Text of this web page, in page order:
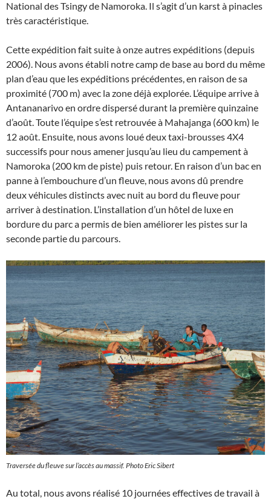
National des Tsingy de Namoroka. Il s’agit d’un karst à pinacles
très caractéristique.
Cette expédition fait suite à onze autres expéditions (depuis
2006). Nous avons établi notre camp de base au bord du même
plan d’eau que les expéditions précédentes, en raison de sa
proximité (700 m) avec la zone déjà explorée. L’équipe arrive à
Antananarivo en ordre dispersé durant la première quinzaine
d’août. Toute l’équipe s’est retrouvée à Mahajanga (600 km) le
12 août. Ensuite, nous avons loué deux taxi-brousses 4X4
successifs pour nous amener jusqu’au lieu du campement à
Namoroka (200 km de piste) puis retour. En raison d’un bac en
panne à l’embouchure d’un fleuve, nous avons dû prendre
deux véhicules distincts avec nuit au bord du fleuve pour
arriver à destination. L’installation d’un hôtel de luxe en
bordure du parc a permis de bien améliorer les pistes sur la
seconde partie du parcours.
Traversée du fleuve sur l’accès au massif. Photo Eric Sibert
Au total, nous avons réalisé 10 journées effectives de travail à